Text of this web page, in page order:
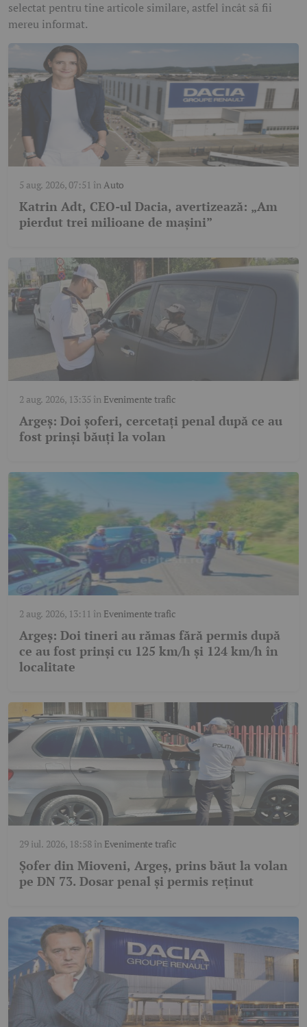
selectat pentru tine articole similare, astfel încât să fii
mereu informat.
5 aug. 2026, 07:51 în Auto
Katrin Adt, CEO-ul Dacia, avertizează: „Am
pierdut trei milioane de mașini”
2 aug. 2026, 13:35 în Evenimente trafic
Argeș: Doi șoferi, cercetați penal după ce au
fost prinși băuți la volan
2 aug. 2026, 13:11 în Evenimente trafic
Argeș: Doi tineri au rămas fără permis după
ce au fost prinși cu 125 km/h și 124 km/h în
localitate
29 iul. 2026, 18:58în Evenimente trafic
Șofer din Mioveni, Argeș, prins băut la volan
pe DN 73. Dosar penal și permis reținut